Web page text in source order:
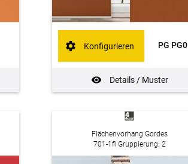
PG PG0
Details / Muster
Konfigurieren
Flächenvorhang Gordes
701-1fl Gruppierung: 2